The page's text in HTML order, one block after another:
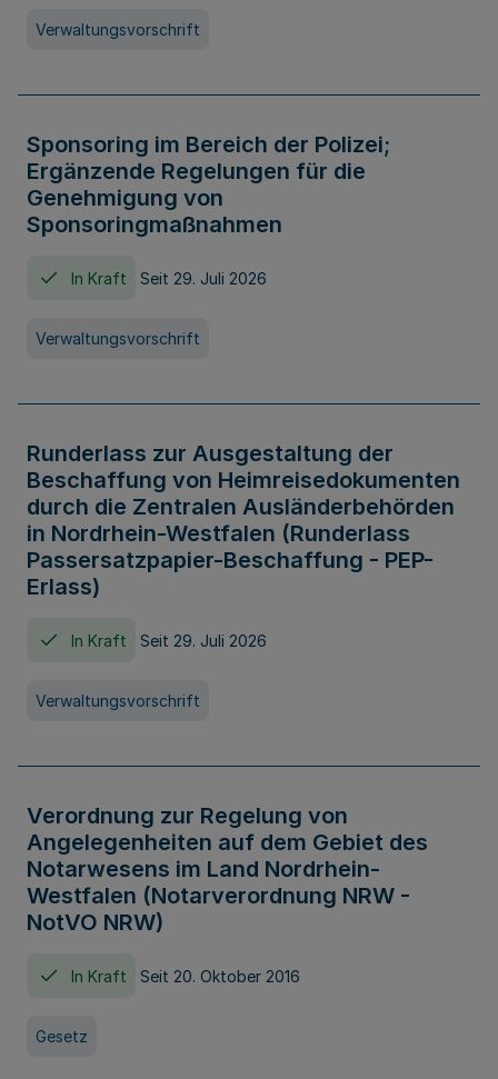
Verwaltungsvorschrift
Sponsoring im Bereich der Polizei;
Ergänzende Regelungen für die
Genehmigung von
Sponsoringmaßnahmen
In Kraft Seit 29. Juli 2026
Verwaltungsvorschrift
Runderlass zur Ausgestaltung der
Beschaffung von Heimreisedokumenten
durch die Zentralen Ausländerbehörden
in Nordrhein-Westfalen (Runderlass
Passersatzpapier-Beschaffung - PEP-
Erlass)
In Kraft Seit 29. Juli 2026
Verwaltungsvorschrift
Verordnung zur Regelung von
Angelegenheiten auf dem Gebiet des
Notarwesens im Land Nordrhein-
Westfalen (Notarverordnung NRW -
NotVO NRW)
In Kraft Seit 20. Oktober 2016
Gesetz